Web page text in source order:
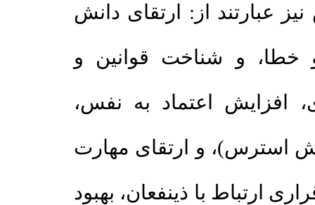
عبارتند از: ارتقای دانش
و شناخت قوانین و
اعتماد به نفس،
استرس)، و ارتقای مهارت
ارتباط با ذی­نفعان، بهبود